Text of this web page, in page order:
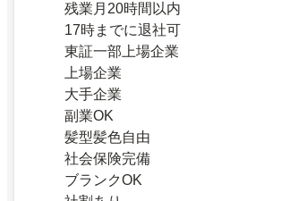
残業月20時間以内
17時までに退社可
東証一部上場企業
上場企業
大手企業
副業OK
髪型髪色自由
社会保険完備
ブランクOK